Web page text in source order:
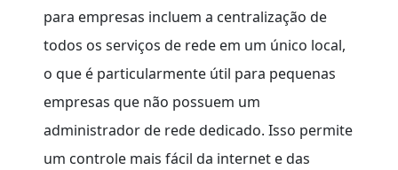
para empresas incluem a centralização de
todos os serviços de rede em um único local,
o que é particularmente útil para pequenas
empresas que não possuem um
administrador de rede dedicado. Isso permite
um controle mais fácil da internet e das